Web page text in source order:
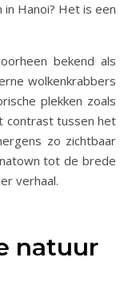
Hanoi? Het is een
bekend als
wolkenkrabbers
plekken zoals
contrast tussen het
zo zichtbaar
tot de brede
verhaal.
natuur